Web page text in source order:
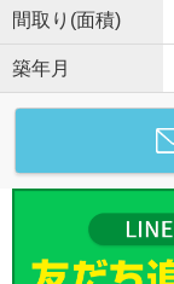
間取り(面積)
築年月